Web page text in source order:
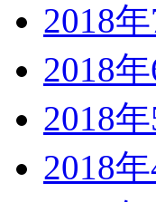
2018年
2018年
2018年
2018年